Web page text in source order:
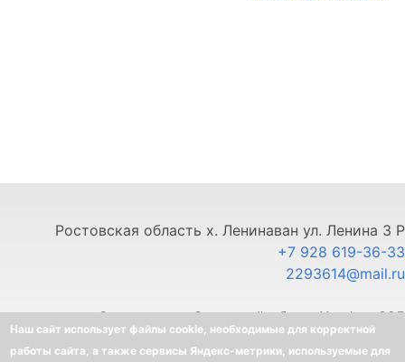
Ростовская область х. Ленинаван ул. Ленина 3 Р
+7 928 619-36-33
2293614@mail.ru
г. Ставрополь, Северный обход 11, офис 325
+7 903 445-80-33
Наш сайт использует файлы cookie, необходимые для корректной
работы сайта, а также сервисы Яндекс-метрики, используемые для